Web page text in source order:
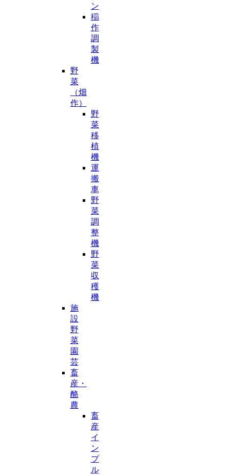
ン
稲
作
調
製
機
野
菜
（畑
作）
野
菜
移
植
機
運
搬
車
野
菜
調
整
機
野
菜
収
穫
機
施
設
野
菜
園
芸
畜
産・
酪
農
畜
産
イ
ン
プ
ル